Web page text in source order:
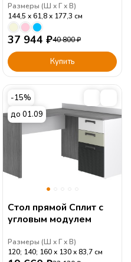
Размеры (Ш Г В)
144,5
61,8 177,3 см
37 944 ₽40 800₽
Купить
-15%
до 01.09
Стол прямой Сплит с
угловым модулем
Размеры (Ш Г В)
120; 140; 160
130 83,7 см